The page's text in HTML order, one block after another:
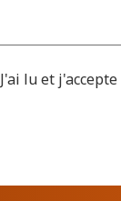
J'ai lu et j'accepte